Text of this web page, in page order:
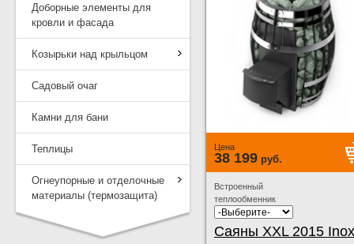
Доборные элементы для
кровли и фасада
Козырьки над крыльцом
Садовый очаг
Камни для бани
Теплицы
Огнеупорные и отделочные
материалы (термозащита)
Цена
38 199 руб.
Встроенный
теплообменник
Саяны XXL 2015 Inox